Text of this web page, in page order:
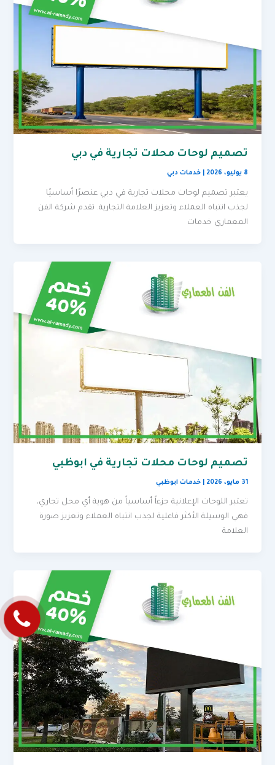
تصميم لوحات محلات تجارية في دبي
8 يوليو، 2026 |خدمات دبي
يعتبر تصميم لوحات محلات تجارية في دبي عنصرًا أساسيًا
لجذب انتباه العملاء وتعزيز العلامة التجارية. تقدم شركة الفن
المعماري خدمات
تصميم لوحات محلات تجارية في ابوظبي
31 مايو، 2026 |خدمات ابوظبي
تعتبر اللوحات الإعلانية جزءاً أساسياً من هوية أي محل تجاري،
فهي الوسيلة الأكثر فاعلية لجذب انتباه العملاء وتعزيز صورة
العلامة